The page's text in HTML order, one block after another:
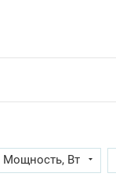
Мощность, Вт